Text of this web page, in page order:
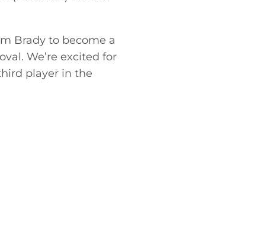
Brady to become a
We’re excited for
player in the